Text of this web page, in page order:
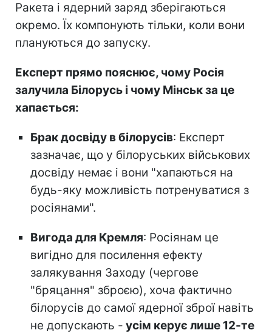
Ракета і ядерний заряд зберігаються
окремо. Їх компонують тільки, коли вони
плануються до запуску.
Експерт прямо пояснює, чому Росія
залучила Білорусь і чому Мінськ за це
хапається:
Брак досвіду в білорусів: Експерт
зазначає, що у білоруських військових
досвіду немає і вони "хапаються на
будь-яку можливість потренуватися з
росіянами".
Вигода для Кремля: Росіянам це
вигідно для посилення ефекту
залякування Заходу (чергове
"бряцання" зброєю), хоча фактично
білорусів до самої ядерної зброї навіть
не допускають - усім керує лише 12-те